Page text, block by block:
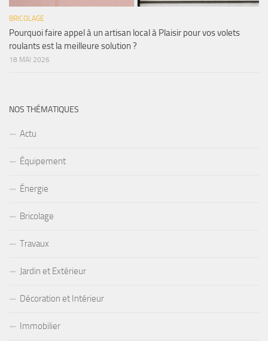
BRICOLAGE
Pourquoi faire appel à un artisan local à Plaisir pour vos volets
roulants est la meilleure solution ?
18 MAI 2026
NOS THÉMATIQUES
Actu
Équipement
Énergie
Bricolage
Travaux
Jardin et Extérieur
Décoration et Intérieur
Immobilier